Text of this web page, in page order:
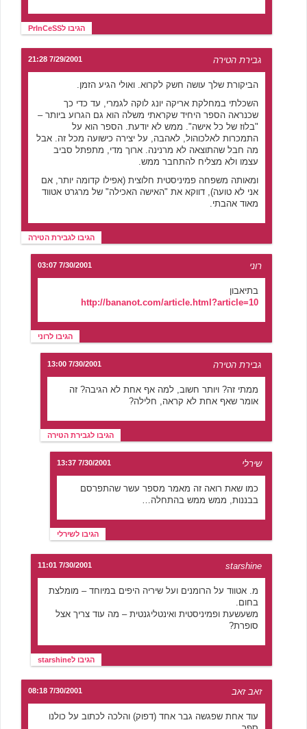
הגיבו לPrInCeSS
גבירת הטירה 7/29/2001 21:28
הביקורת שלך עושה חשק לקרוא. ואולי הגיע הזמן.
השכלתי במחלקת אריקה יונג לוקה לגמרי, עד כדי כך
שכנראה הספר היחיד שקראתי משלה הוא גם הגרוע ביותר –
"בלוז של כל אישה". ממש לא יודעת. הספר הוא על
התמכרות לאלכוהול, לאהבה, על יצירה כישועה מכל זה. אבל
מה חבל שהתוצאה לא מרנינה. ארוך מדי, מתפתל סביב
עצמו ולא מצליח להתחבר ממש.
ומאותה משפחה פמיניסטית חלוצית (אפילו קדומה יותר, אם
אני לא טועה), דווקא את "האישה האכילה" של מרגרט אטווד
מאוד אהבתי.
הגיבו לגבירת הטירה
רוני 7/30/2001 03:07
בתיאבון
http://bananot.com/article.html?article=10
הגיבו לרוני
גבירת הטירה 7/30/2001 13:00
ממתי זה? ויותר חשוב, למה אף אחת לא הגיבה? זה
אומר שאף אחת לא קראה, חלילה?
הגיבו לגבירת הטירה
שירלי 7/30/2001 13:37
כמו שאת רואה זה מאמר מספר עשר שהתפרסם
בבננות, ממש ממש בהתחלה…
הגיבו לשירלי
starshine
7/30/2001 11:01
מ. אטווד על הרומנים ועל שיריה היפים במיוחד – מומלצת
בחום.
משעשעת ופמיניסטית ואינטליגנטית – מה עוד צריך אצל
סופרת?
הגיבו לstarshine
זאב זאב 7/30/2001 08:18
עוד אחת שפגשה גבר אחד (דפוק) והלכה לכתוב על כולנו